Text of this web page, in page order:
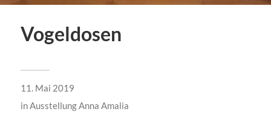
Vogeldosen
11. Mai 2019
inAusstellung Anna Amalia